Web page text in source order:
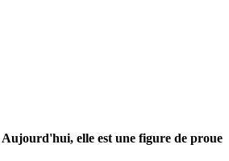
Aujourd'hui, elle est une figure de proue